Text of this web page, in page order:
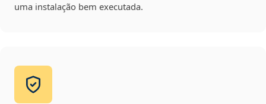
uma instalação bem executada.